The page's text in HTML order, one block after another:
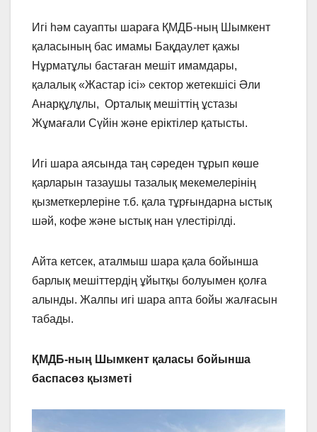
Игі һәм сауапты шараға ҚМДБ-ның Шымкент
қаласының бас имамы Бақдаулет қажы
Нұрматұлы бастаған мешіт имамдары,
қалалық «Жастар ісі» сектор жетекшісі Әли
Анарқұлұлы, Орталық мешіттің ұстазы
Жұмағали Сүйін және еріктілер қатысты.
Игі шара аясында таң сәреден тұрып көше
қарларын тазаушы тазалық мекемелерінің
қызметкерлеріне т.б. қала тұрғындарна ыстық
шәй, кофе және ыстық нан үлестірілді.
Айта кетсек, аталмыш шара қала бойынша
барлық мешіттердің ұйытқы болуымен қолға
алынды. Жалпы игі шара апта бойы жалғасын
табады.
ҚМДБ-ның Шымкент қаласы бойынша
баспасөз қызметі